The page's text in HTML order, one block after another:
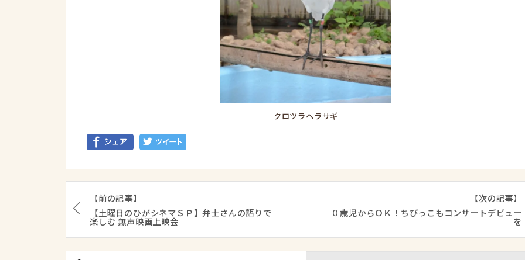
クロツラヘラサギ
【前の記事】
【土曜日のひがシネマＳＰ】弁士さんの語りで
楽しむ 無声映画上映会
【次の記事】
０歳児からＯＫ！ちびっこもコンサートデビュー
を